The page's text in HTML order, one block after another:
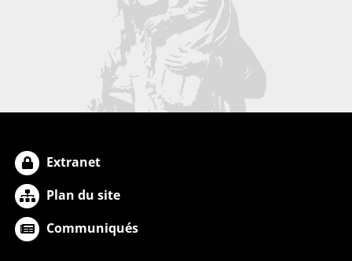
Extranet
Plan du site
Communiqués